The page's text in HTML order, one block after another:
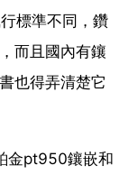
標準不同，鑽
而且國內有鑲
也得弄清楚它
金pt950鑲嵌和